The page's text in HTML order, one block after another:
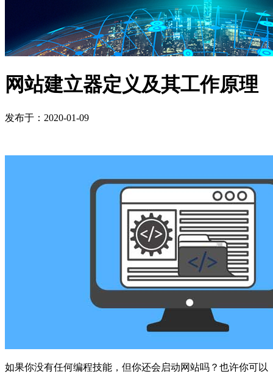
网站建立器定义及其工作原理
发布于：2020-01-09
如果你没有任何编程技能，但你还会启动网站吗？也许你可以